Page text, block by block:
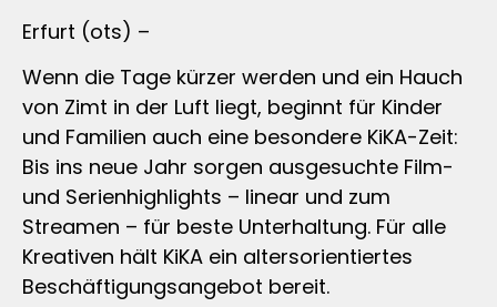
Erfurt (ots) –
Wenn die Tage kürzer werden und ein Hauch
von Zimt in der Luft liegt, beginnt für Kinder
und Familien auch eine besondere KiKA-Zeit:
Bis ins neue Jahr sorgen ausgesuchte Film-
und Serienhighlights – linear und zum
Streamen – für beste Unterhaltung. Für alle
Kreativen hält KiKA ein altersorientiertes
Beschäftigungsangebot bereit.